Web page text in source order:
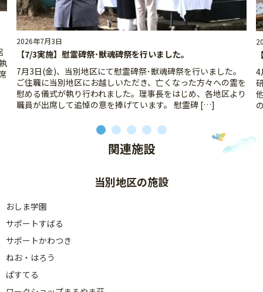
2026年7月3日
【7/3実施】慰霊碑祭･獣魂碑祭を行いました。
7月3日(金)、当別地区にて慰霊碑祭･獣魂碑祭を行いました。
ご住職に当別地区にお越しいただき、亡くなった方々への霊を
慰める儀式が執り行われました。理事長をはじめ、各地区より
職員が出席して追悼の意を捧げています。 慰霊碑 […]
4
関連施設
当別地区の施設
おしま学園
サポートすばる
サポートかわつき
ねお・はろう
ぱすてる